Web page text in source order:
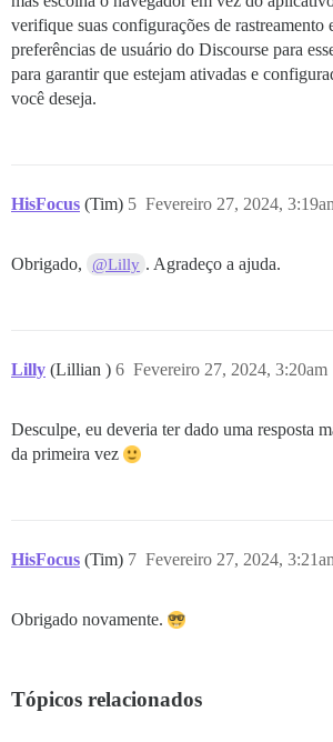
verifique suas configurações de rastreamento
preferências de usuário do Discourse para
para garantir que estejam ativadas e
você deseja.
HisFocus (Tim) Fevereiro 27, 2024,
5
Obrigado, @Lilly . Agradeço a ajuda.
Lilly (Lillian ) Fevereiro 27, 2024, 3:20am
6
Desculpe, eu deveria ter dado uma resposta
da primeira vez
HisFocus (Tim) Fevereiro 27, 2024,
7
Obrigado novamente.
Tópicos relacionados